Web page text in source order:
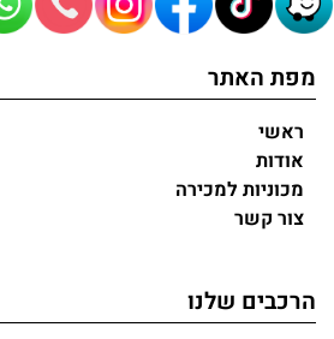
מפת האתר
ראשי
אודות
מכוניות למכירה
צור קשר
הרכבים שלנו